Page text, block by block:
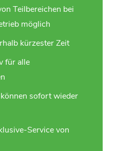
Teilbereichen bei
möglich
kürzester Zeit
für alle
sofort wieder
Service von